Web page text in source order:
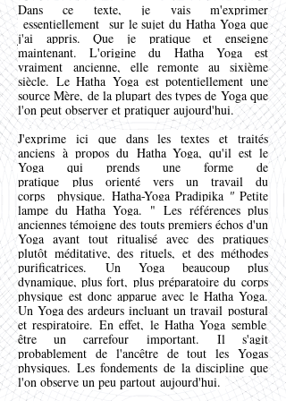
Dans ce texte, je vais m'exprimer
essentiellementsur le sujet du Hatha Yoga que
j'ai appris. Que je pratique et enseigne
maintenant. L'origine du Hatha Yoga est
vraiment ancienne, elle remonte au sixième
siècle. Le Hatha Yoga est potentiellement une
source Mère, de la plupart des types de Yoga que
l'on peut observer et pratiquer aujourd'hui.
J'exprime ici que dans les textes et traités
anciens à propos duHatha Yoga, qu'il est le
Yoga qui prendsune forme de
pratique plusorienté vers untravail du
corps
physique. Hatha-Yoga Pradipika "Petite
lampe du Hatha Yoga. " Les références plus
anciennes témoigne des touts premiers échos d'un
Yoga ayant tout ritualisé avec des pratiques
plutôt méditative, des rituels, et des méthodes
purificatrices. Un Yoga beaucoup plus
dynamique, plus fort, plus préparatoire du corps
physique est donc apparue avec le Hatha Yoga.
Un Yoga des ardeurs incluant untravail postural
et respiratoire. En effet, le Hatha Yoga semble
être un carrefour important. Il s'agit
probablement de l'ancêtre de tout les Yogas
physiques. Les fondements de la discipline que
l'on observe un peu partout aujourd'hui.